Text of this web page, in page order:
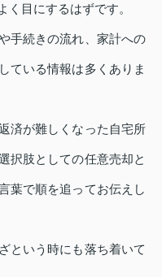
く目にするはずです。
手続きの流れ、家計への
ている情報は多くありま
済が難しくなった自宅所
択肢としての任意売却と
葉で順を追ってお伝えし
という時にも落ち着いて